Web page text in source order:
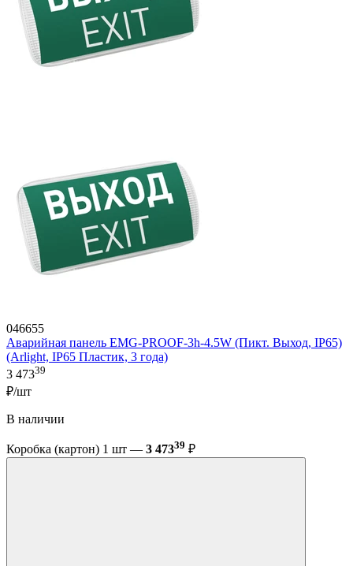
046655
Аварийная панель EMG-PROOF-3h-4.5W (Пикт. Выход, IP65)
(Arlight, IP65 Пластик, 3 года)
3 47339
₽/шт
В наличии
Коробка (картон) 1 шт — 3 47339 ₽